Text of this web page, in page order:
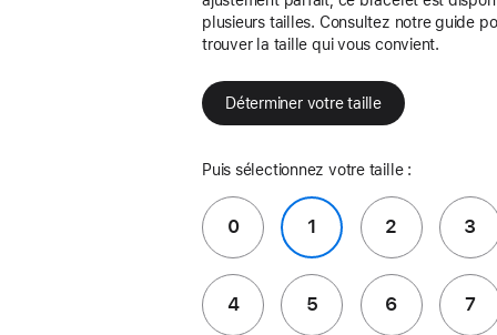
plusieurs tailles. Consultez notre guide
trouver la taille qui vous convient.
Déterminer votre taille
Puis sélectionnez votre taille :
0 1 2 3
4 5 6 7